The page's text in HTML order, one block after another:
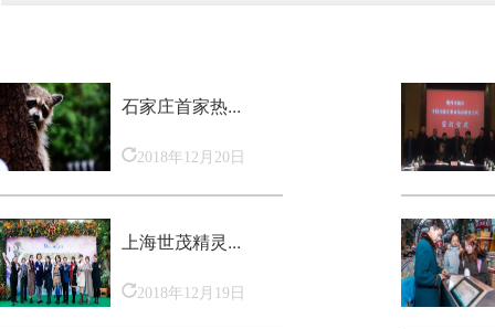
石家庄首家热...
2018年12月20日
上海世茂精灵...
2018年12月19日